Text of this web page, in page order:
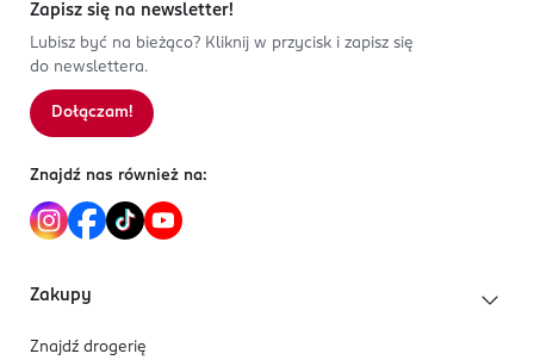
Świeży i pełen blasku wygląd cery
Technologia Serum-To-Grip
Wegańska formuła
*Na podstawie testu konsumenckiego wśród 116 osób.
Paryż
serwis.konsumencki@loreal.com
FR-Francja
3 600531 700379
2
1
0%
Sortowanie wg
Zapisz się na newsletter!
Lubisz być na bieżąco? Kliknij w przycisk i zapisz się
do newslettera.
Dołączam!
Znajdź nas również na:
Zakupy
Znajdź drogerię